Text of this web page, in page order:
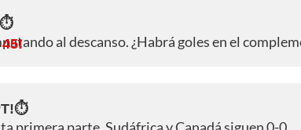
al descanso. ¿Habrá goles en el